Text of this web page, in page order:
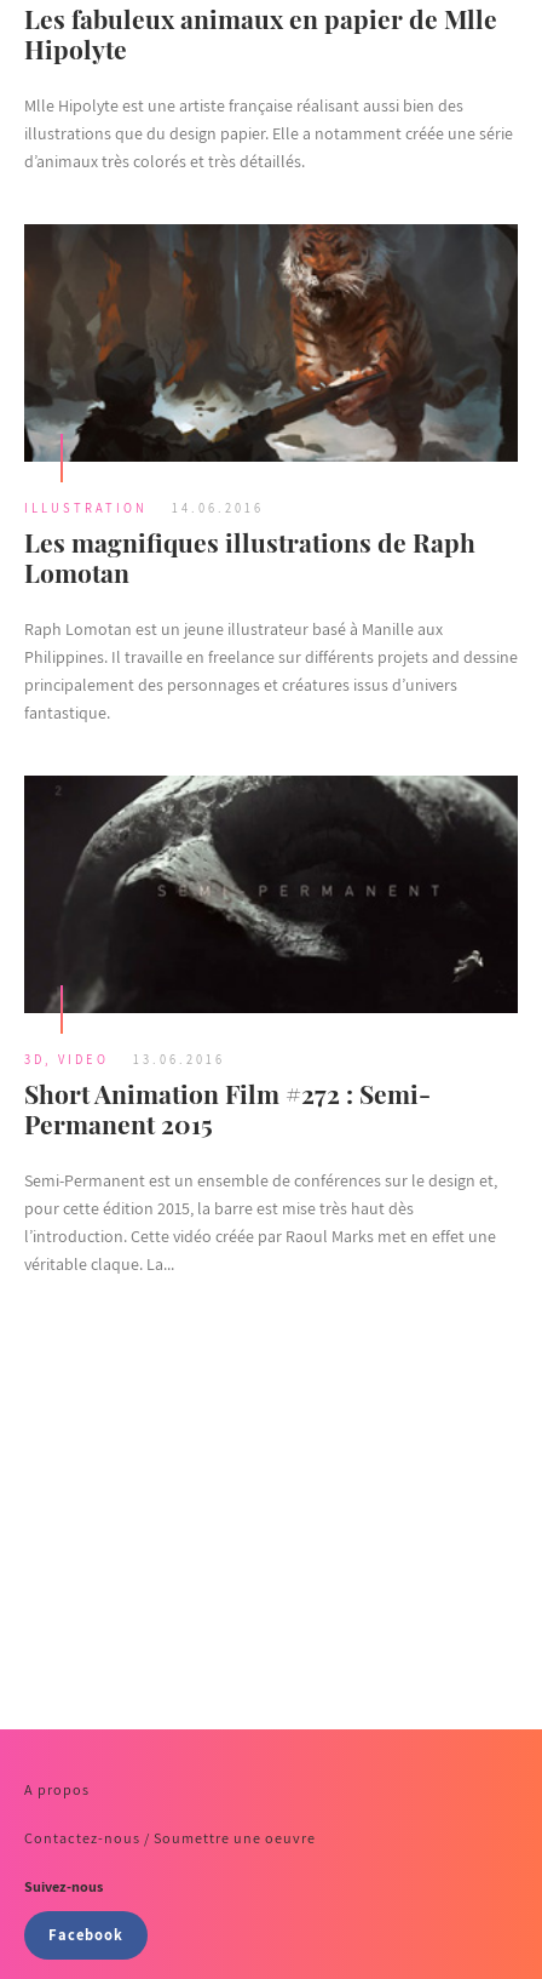
Les fabuleux animaux en papier de Mlle
Hipolyte
Mlle Hipolyte est une artiste française réalisant aussi bien des
illustrations que du design papier. Elle a notamment créée une série
d’animaux très colorés et très détaillés.
ILLUSTRATION 14.06.2016
Les magnifiques illustrations de Raph
Lomotan
Raph Lomotan est un jeune illustrateur basé à Manille aux
Philippines. Il travaille en freelance sur différents projets and dessine
principalement des personnages et créatures issus d’univers
fantastique.
3D , VIDEO 13.06.2016
Short Animation Film #272 : Semi-
Permanent 2015
Semi-Permanent est un ensemble de conférences sur le design et,
pour cette édition 2015, la barre est mise très haut dès
l’introduction. Cette vidéo créée par Raoul Marks met en effet une
véritable claque. La...
A propos
Contactez-nous / Soumettre une oeuvre
Suivez-nous
Facebook